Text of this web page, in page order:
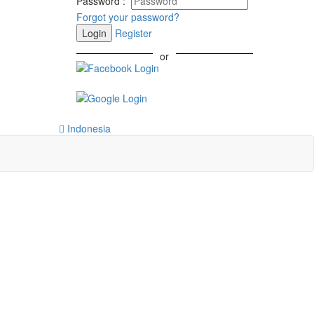
Forgot your password?
Login
Register
or
Indonesia